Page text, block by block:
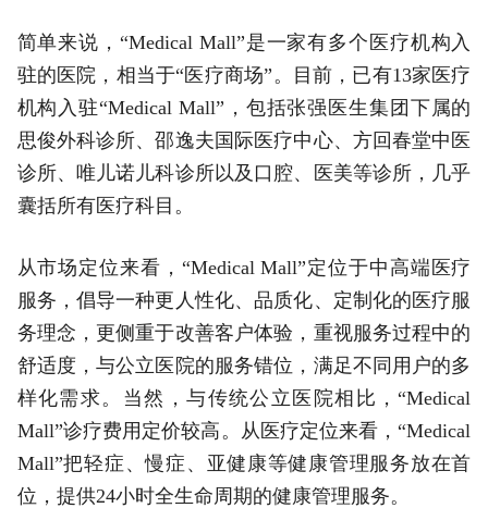
简单来说，“Medical Mall”是一家有多个医疗机构入
驻的医院，相当于“医疗商场”。目前，已有13家医疗
机构入驻“Medical Mall”，包括张强医生集团下属的
思俊外科诊所、邵逸夫国际医疗中心、方回春堂中医
诊所、唯儿诺儿科诊所以及口腔、医美等诊所，几乎
囊括所有医疗科目。
从市场定位来看，“Medical Mall”定位于中高端医疗
服务，倡导一种更人性化、品质化、定制化的医疗服
务理念，更侧重于改善客户体验，重视服务过程中的
舒适度，与公立医院的服务错位，满足不同用户的多
样化需求。当然，与传统公立医院相比，“Medical
Mall”诊疗费用定价较高。从医疗定位来看，“Medical
Mall”把轻症、慢症、亚健康等健康管理服务放在首
位，提供24小时全生命周期的健康管理服务。